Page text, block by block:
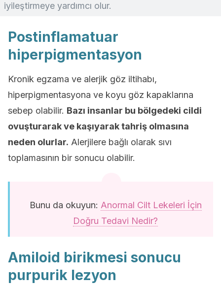
iyileştirmeye yardımcı olur.
Postinflamatuar
hiperpigmentasyon
Kronik egzama ve alerjik göz iltihabı,
hiperpigmentasyona ve koyu göz kapaklarına
sebep olabilir. Bazı insanlar bu bölgedeki cildi
ovuşturarak ve kaşıyarak tahriş olmasına
neden olurlar. Alerjilere bağlı olarak sıvı
toplamasının bir sonucu olabilir.
Bunu da okuyun: Anormal Cilt Lekeleri İçin
Doğru Tedavi Nedir?
Amiloid birikmesi sonucu
purpurik lezyon